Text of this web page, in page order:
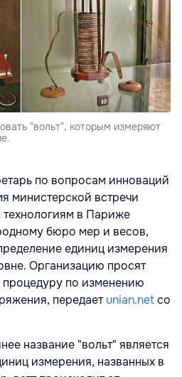
"вольт", которым измеряют
по вопросам инноваций
министерской встречи
в Париже
бюро мер и весов,
единиц измерения
Организацию просят
процедуру по изменению
передаетunian.netсо
название "вольт" является
измерения, названных в